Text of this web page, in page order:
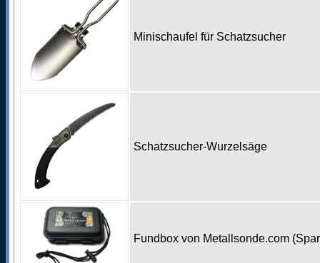
Minischaufel für Schatzsucher
Schatzsucher-Wurzelsäge
Fundbox von Metallsonde.com